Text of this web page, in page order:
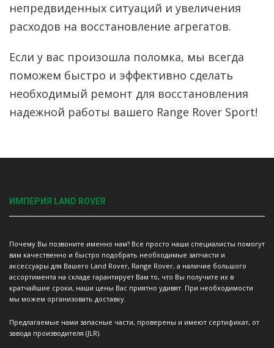
непредвиденных ситуаций и увеличения
расходов на восстановление агрегатов.
Если у вас произошла поломка, мы всегда
поможем быстро и эффективно сделать
необходимый ремонт для восстановления
надежной работы вашего Range Rover Sport!
ИМПЕРИЯ LAND ROVER
Почему Вы позвоните именно нам? Все просто наши специалисты помогут
вам качественно и быстро подобрать необходимые запчасти и
аксессуары для Вашего Land Rover, Range Rover, а наличие большого
ассортимента на складе гарантирует Вам то, что Вы получите их в
кратчайшие сроки, наши цены Вас приятно удивят. При необходимости
мы можем организовать доставку.
Предлагаемые нами запасные части, проверены и имеют сертификат, от
завода производителя (JLR).